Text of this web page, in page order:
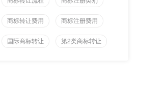
商标转让费用 商标注册费用
国际商标转让 第2类商标转让